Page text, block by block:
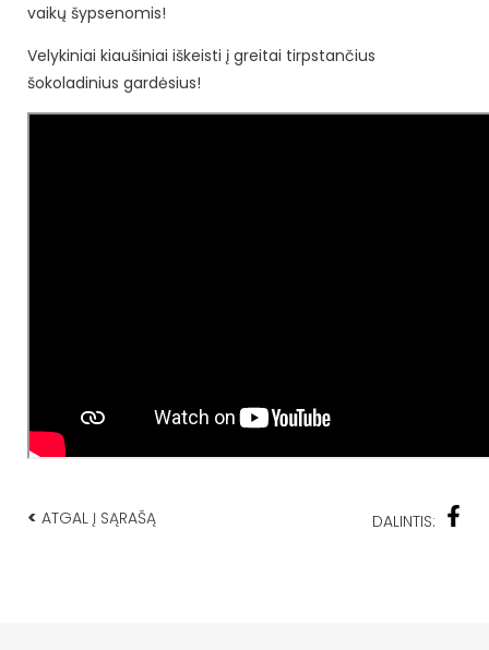
vaikų šypsenomis!
Velykiniai kiaušiniai iškeisti į greitai tirpstančius
šokoladinius gardėsius!
< ATGAL Į SĄRAŠĄ DALINTIS: